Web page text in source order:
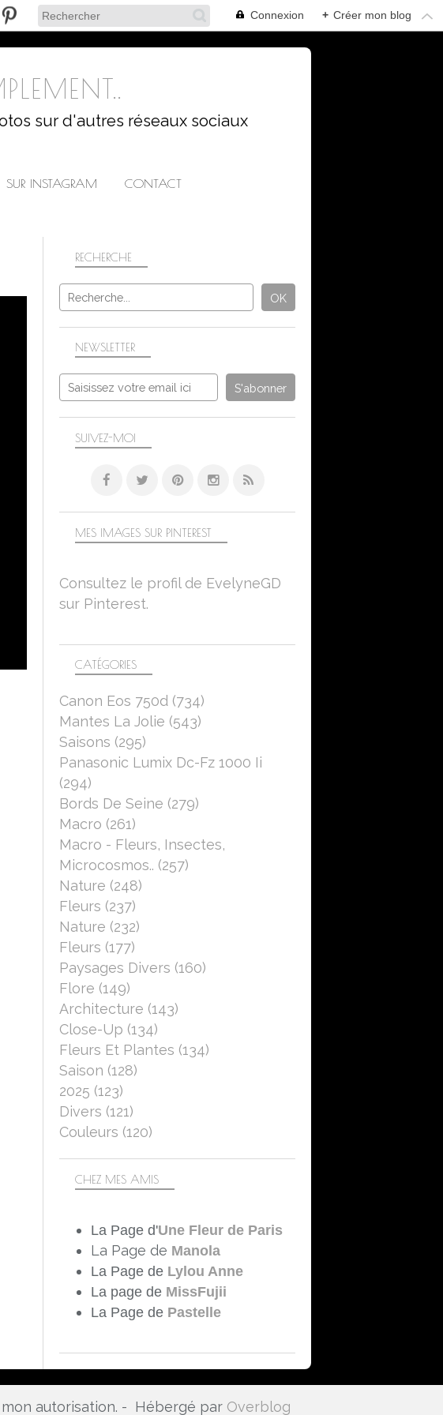
Connexion + Créer mon blog
sur d'autres réseaux sociaux
SUR INSTAGRAM CONTACT
NEWSLETTER
SUIVEZ-MOI
RECHERCHE
CATÉGORIES
Canon Eos 750d (734)
Mantes La Jolie (543)
Saisons (295)
Panasonic Lumix Dc-Fz 1000 Ii
(294)
Bords De Seine (279)
Macro (261)
Macro - Fleurs, Insectes,
Microcosmos.. (257)
Nature (248)
Fleurs (237)
Nature (232)
Fleurs (177)
Paysages Divers (160)
Flore (149)
Architecture (143)
Close-Up (134)
Fleurs Et Plantes (134)
Saison (128)
2025 (123)
Divers (121)
Couleurs (120)
MES IMAGES SUR PINTEREST
Consultez le profil de EvelyneGD
sur Pinterest.
CHEZ MES AMIS
La Page d'Une Fleur de Paris
La Page de Manola
La Page de Lylou Anne
La page de MissFujii
La Page de Pastelle
autorisation. - Hébergé par Overblog